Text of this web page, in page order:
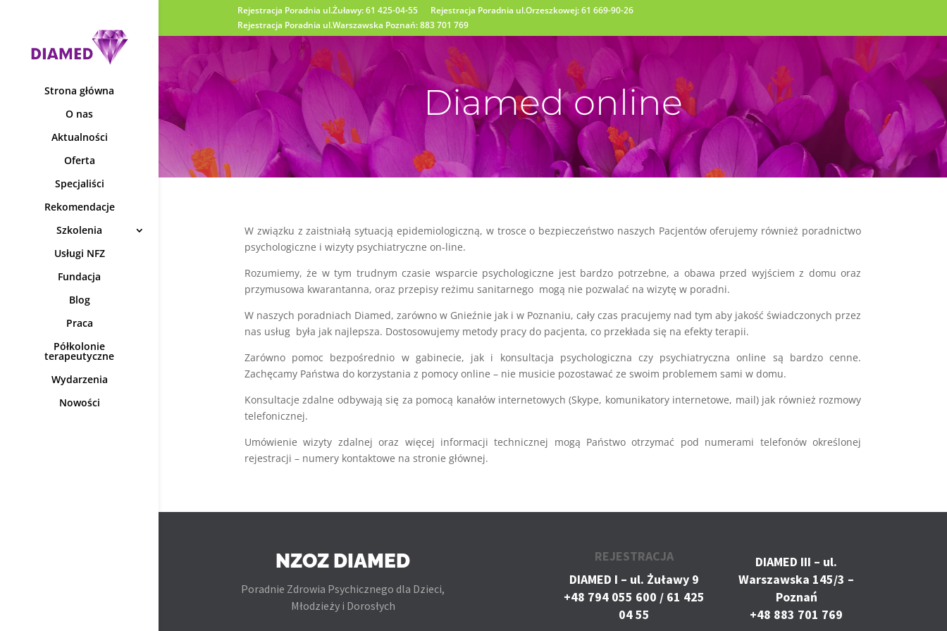
Rejestracja Poradnia ul.Żuławy: 61 425-04-55
Rejestracja Poradnia ul.Orzeszkowej: 61 669-90-26
Rejestracja Poradnia ul.Warszawska Poznań: 883 701 769
Strona główna
O nas
Aktualności
Oferta
Specjaliści
Rekomendacje
Szkolenia
Usługi NFZ
Fundacja
Blog
Praca
Półkolonie
terapeutyczne
Wydarzenia
Nowości
Diamed online
W związku z zaistniałą sytuacją epidemiologiczną, w trosce o bezpieczeństwo naszych Pacjentów oferujemy również poradnictwo
psychologiczne i wizyty psychiatryczne on-line.
Rozumiemy, że w tym trudnym czasie wsparcie psychologiczne jest bardzo potrzebne, a obawa przed wyjściem z domu oraz
przymusowa kwarantanna, oraz przepisy reżimu sanitarnego mogą nie pozwalać na wizytę w poradni.
W naszych poradniach Diamed, zarówno w Gnieźnie jak i w Poznaniu, cały czas pracujemy nad tym aby jakość świadczonych przez
nas usług była jak najlepsza. Dostosowujemy metody pracy do pacjenta, co przekłada się na efekty terapii.
Zarówno pomoc bezpośrednio w gabinecie, jak i konsultacja psychologiczna czy psychiatryczna online są bardzo cenne.
Zachęcamy Państwa do korzystania z pomocy online – nie musicie pozostawać ze swoim problemem sami w domu.
Konsultacje zdalne odbywają się za pomocą kanałów internetowych (Skype, komunikatory internetowe, mail) jak również rozmowy
telefonicznej.
Umówienie wizyty zdalnej oraz więcej informacji technicznej mogą Państwo otrzymać pod numerami telefonów określonej
rejestracji – numery kontaktowe na stronie głównej.
NZOZ DIAMED
Poradnie Zdrowia Psychicznego dla Dzieci,
Młodzieży i Dorosłych
REJESTRACJA
DIAMED I – ul. Żuławy 9
+48 794 055 600 / 61 425
04 55
DIAMED III – ul.
Warszawska 145/3 –
Poznań
+48 883 701 769